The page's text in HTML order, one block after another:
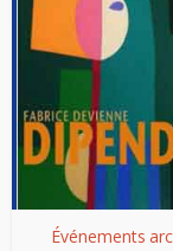
Événements